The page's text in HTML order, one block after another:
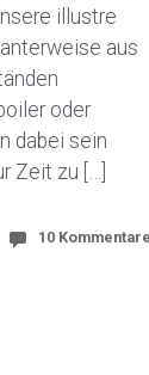
illustre
aus
oder
dabei sein
Zeit zu […]
10 Kommentare